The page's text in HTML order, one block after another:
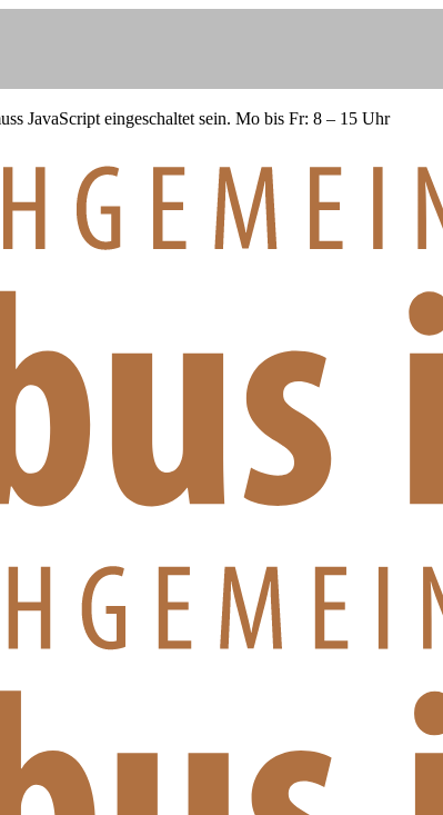
JavaScript eingeschaltet sein. Mo bis Fr: 8 – 15 Uhr